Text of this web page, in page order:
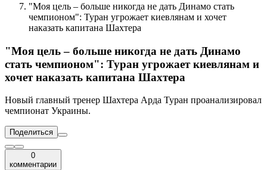
"Моя цель – больше никогда не дать Динамо стать
чемпионом": Туран угрожает киевлянам и хочет
наказать капитана Шахтера
"Моя цель – больше никогда не дать Динамо
стать чемпионом": Туран угрожает киевлянам и
хочет наказать капитана Шахтера
Новый главный тренер Шахтера Арда Туран проанализировал
чемпионат Украины.
Поделиться
0
комментарии